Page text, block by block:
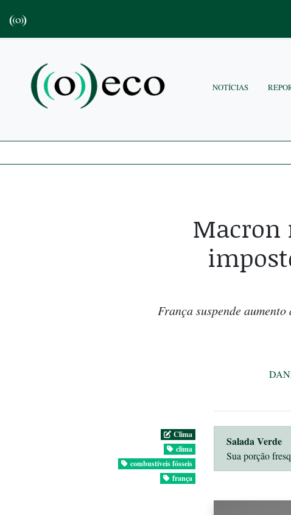
NOTÍCIAS
Macron
França suspende
Clima
clima
combustíveis fósseis
frança
Salada Verde
Sua porção